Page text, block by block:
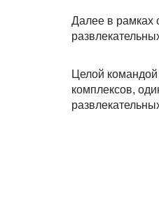
Далее в рамках
Целой
комплексов,